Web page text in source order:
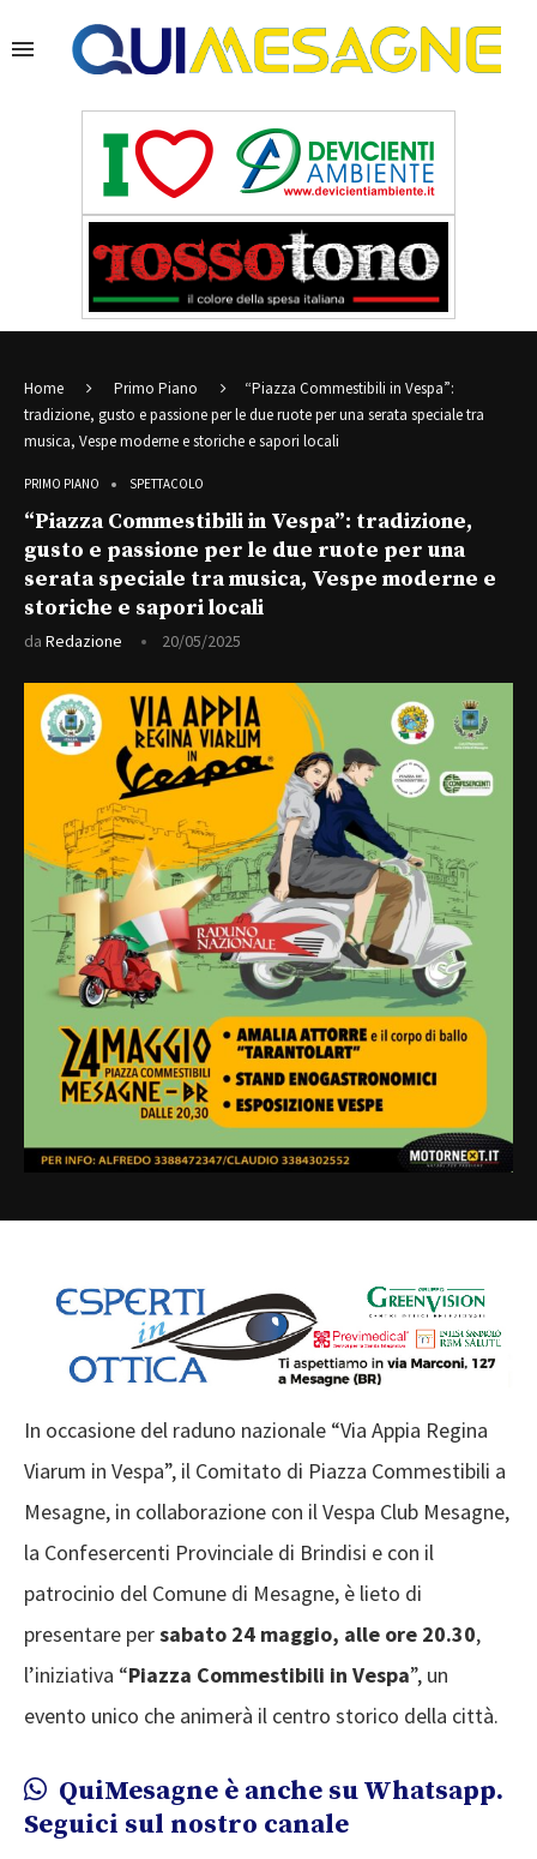
Home Primo Piano
“Piazza Commestibili in Vespa”:
tradizione, gusto e passione per le due ruote per una serata speciale tra
musica, Vespe moderne e storiche e sapori locali
PRIMO PIANO SPETTACOLO
“Piazza Commestibili in Vespa”: tradizione,
gusto e passione per le due ruote per una
serata speciale tra musica, Vespe moderne e
storiche e sapori locali
da Redazione 20/05/2025
In occasione del raduno nazionale “Via Appia Regina
Viarum in Vespa”, il Comitato di Piazza Commestibili a
Mesagne, in collaborazione con il Vespa Club Mesagne,
la Confesercenti Provinciale di Brindisi e con il
patrocinio del Comune di Mesagne, è lieto di
presentare persabato 24 maggio, alle ore 20.30,
l’iniziativa “Piazza Commestibili in Vespa”, un
evento unico che animerà il centro storico della città.
QuiMesagne è anche su Whatsapp.
Seguici sul nostro canale